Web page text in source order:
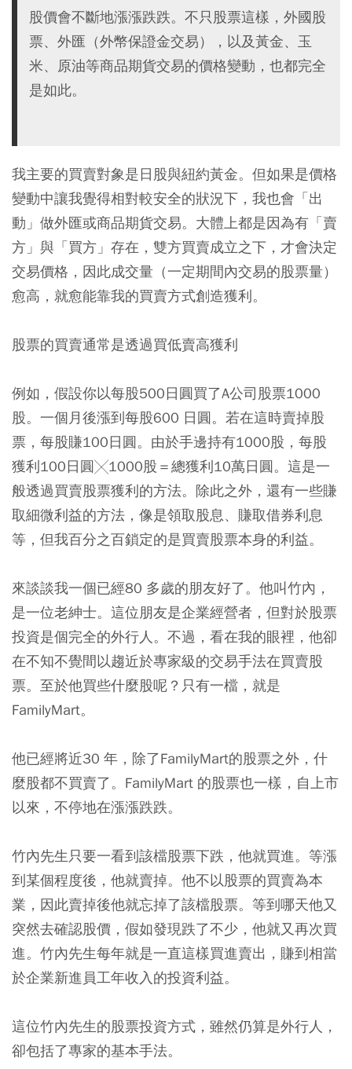
股價會不斷地漲漲跌跌。不只股票這樣，外國股
票、外匯（外幣保證金交易），以及黃金、玉
米、原油等商品期貨交易的價格變動，也都完全
是如此。
我主要的買賣對象是日股與紐約黃金。但如果是價格
變動中讓我覺得相對較安全的狀況下，我也會「出
動」做外匯或商品期貨交易。大體上都是因為有「賣
方」與「買方」存在，雙方買賣成立之下，才會決定
交易價格，因此成交量（一定期間內交易的股票量）
愈高，就愈能靠我的買賣方式創造獲利。
股票的買賣通常是透過買低賣高獲利
例如，假設你以每股500日圓買了A公司股票1000
股。一個月後漲到每股600 日圓。若在這時賣掉股
票，每股賺100日圓。由於手邊持有1000股，每股
獲利100日圓╳1000股＝總獲利10萬日圓。這是一
般透過買賣股票獲利的方法。除此之外，還有一些賺
取細微利益的方法，像是領取股息、賺取借券利息
等，但我百分之百鎖定的是買賣股票本身的利益。
來談談我一個已經80 多歲的朋友好了。他叫竹內，
是一位老紳士。這位朋友是企業經營者，但對於股票
投資是個完全的外行人。不過，看在我的眼裡，他卻
在不知不覺間以趨近於專家級的交易手法在買賣股
票。至於他買些什麼股呢？只有一檔，就是
FamilyMart。
他已經將近30 年，除了FamilyMart的股票之外，什
麼股都不買賣了。FamilyMart 的股票也一樣，自上市
以來，不停地在漲漲跌跌。
竹內先生只要一看到該檔股票下跌，他就買進。等漲
到某個程度後，他就賣掉。他不以股票的買賣為本
業，因此賣掉後他就忘掉了該檔股票。等到哪天他又
突然去確認股價，假如發現跌了不少，他就又再次買
進。竹內先生每年就是一直這樣買進賣出，賺到相當
於企業新進員工年收入的投資利益。
這位竹內先生的股票投資方式，雖然仍算是外行人，
卻包括了專家的基本手法。